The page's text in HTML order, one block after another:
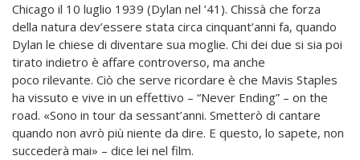
Chicago il 10 luglio 1939 (Dylan nel ’41). Chissà che forza
della natura dev’essere stata circa cinquant’anni fa, quando
Dylan le chiese di diventare sua moglie. Chi dei due si sia poi
tirato indietro è affare controverso, ma anche
poco rilevante. Ciò che serve ricordare è che Mavis Staples
ha vissuto e vive in un effettivo – “Never Ending” – on the
road. «Sono in tour da sessant’anni. Smetterò di cantare
quando non avrò più niente da dire. E questo, lo sapete, non
succederà mai» – dice lei nel film.